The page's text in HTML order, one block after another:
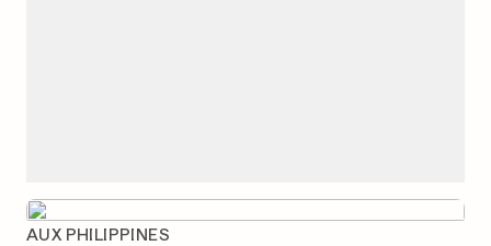
AUX PHILIPPINES